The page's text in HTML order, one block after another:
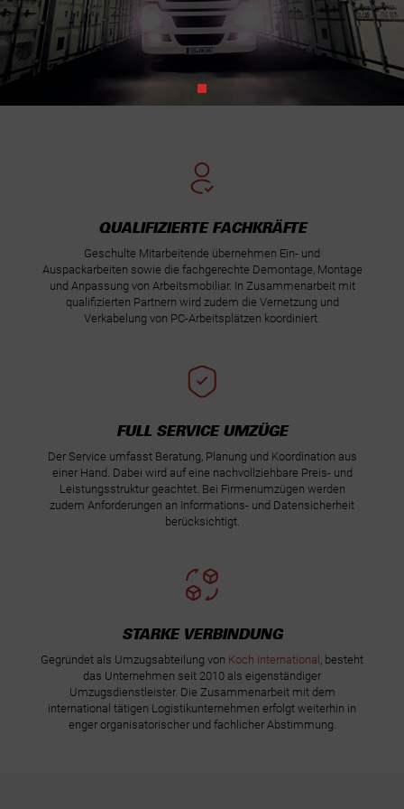
QUALIFIZIERTE FACHKRÄFTE
Geschulte Mitarbeitende übernehmen Ein- und
Auspackarbeiten sowie die fachgerechte Demontage, Montage
und Anpassung von Arbeitsmobiliar. In Zusammenarbeit mit
qualifizierten Partnern wird zudem die Vernetzung und
Verkabelung von PC-Arbeitsplätzen koordiniert.
FULL SERVICE UMZÜGE
Der Service umfasst Beratung, Planung und Koordination aus
einer Hand. Dabei wird auf eine nachvollziehbare Preis- und
Leistungsstruktur geachtet. Bei Firmenumzügen werden
zudem Anforderungen an Informations- und Datensicherheit
berücksichtigt.
STARKE VERBINDUNG
Gegründet als Umzugsabteilung von Koch International , besteht
das Unternehmen seit 2010 als eigenständiger
Umzugsdienstleister. Die Zusammenarbeit mit dem
international tätigen Logistikunternehmen erfolgt weiterhin in
enger organisatorischer und fachlicher Abstimmung.